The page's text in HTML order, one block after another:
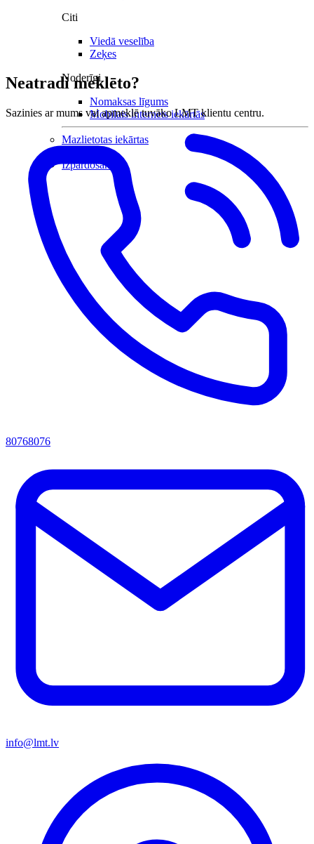
Citi
Viedā veselība
Zeķes
Noderīgi
Nomaksas līgums
Mobilais internets iekārtās
Mazlietotas iekārtas
Izpārdošana
Neatradi meklēto?
Sazinies ar mums vai apmeklē tuvāko LMT klientu centru.
80768076
info@lmt.lv